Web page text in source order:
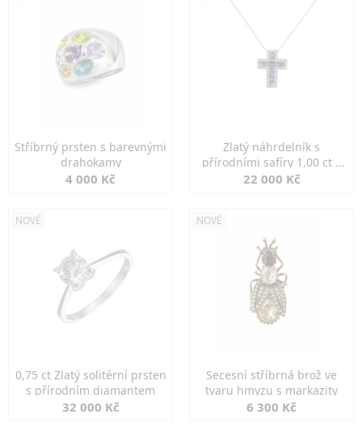
Stříbrný prsten s barevnými
drahokamy
4 000 Kč
Zlatý náhrdelník s
přírodními safíry 1,00 ct a
diamanty
22 000 Kč
NOVÉ
0,75 ct Zlatý solitérní prsten
s přírodním diamantem
32 000 Kč
NOVÉ
Secesní stříbrná brož ve
tvaru hmyzu s markazity
6 300 Kč